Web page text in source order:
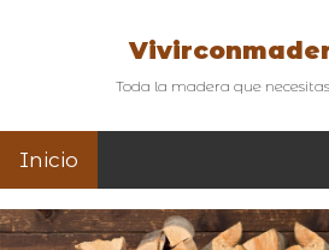
Toda la madera que
Inicio